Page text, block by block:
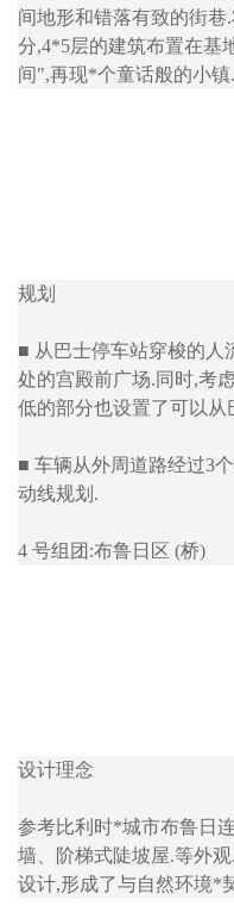
间地形和错落有致的街
分,4*5层的建筑布置在基
间",再现*个童话般的小镇.
规划
■ 从巴士停车站穿梭的人
处的宫殿前广场.同时,考
低的部分也设置了可以
■ 车辆从外周道路经过3
动线规划.
4 号组团:布鲁日区 (桥)
设计理念
参考比利时*城市布鲁日
墙、阶梯式陡坡屋.等
设计,形成了与自然环境*